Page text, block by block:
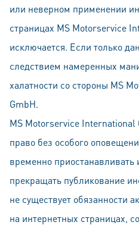
или неверном применении
страницах MS Motorservice
исключается. Если только
следствием намеренных
халатности со стороны MS
GmbH.
MS Motorservice International
право без особого
временно приостанавливать
прекращать публикование
не существует обязанности
на интeрнeтных страницах,